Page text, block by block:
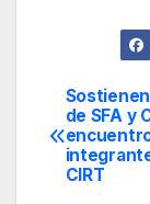
de
de SFA y
CIRT